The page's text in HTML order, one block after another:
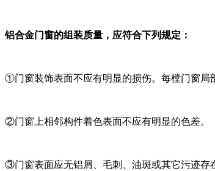
铝合金门窗的组装质量，应符合下列规定：
①门窗装饰表面不应有明显的损伤。每樘门窗局
②门窗上相邻构件着色表面不应有明显的色差。
③门窗表面应无铝屑、毛刺、油斑或其它污迹存